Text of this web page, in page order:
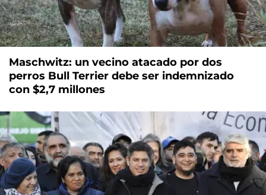
Maschwitz: un vecino atacado por dos
perros Bull Terrier debe ser indemnizado
con $2,7 millones